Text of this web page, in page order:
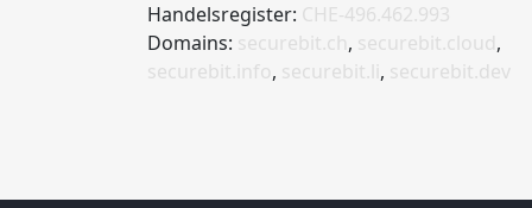
Handelsregister: CHE-496.462.993
Domains: securebit.ch, securebit.cloud,
securebit.info, securebit.li , securebit.dev